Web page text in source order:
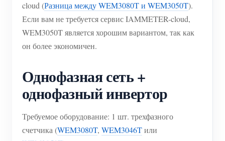
cloud (Разница между WEM3080T и WEM3050T).
Если вам не требуется сервис IAMMETER-cloud,
WEM3050T является хорошим вариантом, так как
он более экономичен.
Однофазная сеть +
однофазный инвертор
Требуемое оборудование: 1 шт. трехфазного
счетчика (WEM3080T, WEM3046Tили